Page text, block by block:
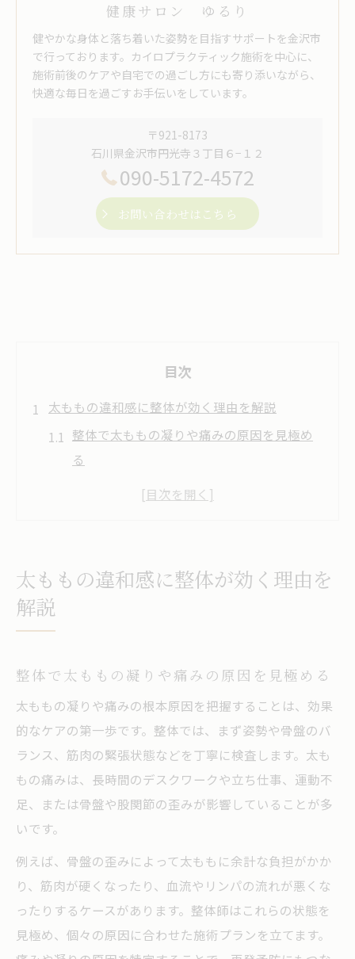
健康サロン ゆるり
健やかな身体と落ち着いた姿勢を目指すサポートを金沢市
で行っております。カイロプラクティック施術を中心に、
施術前後のケアや自宅での過ごし方にも寄り添いながら、
快適な毎日を過ごすお手伝いをしています。
〒921-8173
石川県金沢市円光寺３丁目６−１２
090-5172-4572
お問い合わせはこちら
目次
太ももの違和感に整体が効く理由を解説
整体で太ももの凝りや痛みの原因を見極め
る
太もも筋肉痛のような不快感も整体で対応
整体による太もも柔軟性アップの仕組み
整体を活用した太もも張りの根本改善術
太もも張り整体の施術内容と効果の特徴
整体太もも痩せを目指す具体的なアプロー
チ
太もも前張りの悩みには整体が有効な理由
整体による太もも裏・外側の悩み改善法
姿勢と骨盤の乱れが太ももへ与える影響
解説
骨盤の歪みが太ももに及ぼす影響と整体対
応
整体による姿勢改善で太もも悩みを予防す
太ももの違和感に整体が効く理由を
解説
整体で太ももの凝りや痛みの原因を見極める
太ももの凝りや痛みの根本原因を把握することは、効果
的なケアの第一歩です。整体では、まず姿勢や骨盤のバ
ランス、筋肉の緊張状態などを丁寧に検査します。太も
もの痛みは、長時間のデスクワークや立ち仕事、運動不
足、または骨盤や股関節の歪みが影響していることが多
いです。
例えば、骨盤の歪みによって太ももに余計な負担がかか
り、筋肉が硬くなったり、血流やリンパの流れが悪くな
ったりするケースがあります。整体師はこれらの状態を
見極め、個々の原因に合わせた施術プランを立てます。